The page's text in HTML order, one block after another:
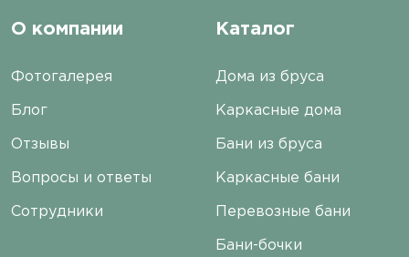
О компании
Фотогалерея
Блог
Отзывы
Вопросы и ответы
Сотрудники
Каталог
Дома из бруса
Каркасные дома
Бани из бруса
Каркасные бани
Перевозные бани
Бани-бочки